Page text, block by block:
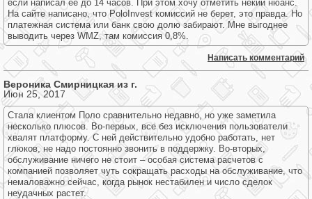
если написал ее до 14 часов. При этом хочу отметить некий нюанс.
На сайте написано, что PoloInvest комиссий не берет, это правда. Но
платежная система или банк свою долю забирают. Мне выгоднее
выводить через WMZ, там комиссия 0,8%.
Написать комментарий
Вероника Смирницкая из г.
Июн 25, 2017
Стала клиентом Поло сравнительно недавно, но уже заметила
несколько плюсов. Во-первых, все без исключения пользователи
хвалят платформу. С ней действительно удобно работать, нет
глюков, не надо постоянно звонить в поддержку. Во-вторых,
обслуживание ничего не стоит – особая система расчетов с
компанией позволяет чуть сокращать расходы на обслуживание, что
немаловажно сейчас, когда рынок нестабилен и число сделок
неудачных растет.